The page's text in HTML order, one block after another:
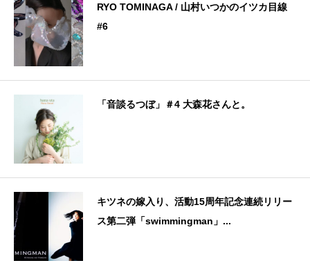
RYO TOMINAGA / 山村いつかのイツカ目線
#6
「音談るつぼ」＃4 大森花さんと。
キツネの嫁入り、活動15周年記念連続リリー
ス第二弾「swimmingman」...